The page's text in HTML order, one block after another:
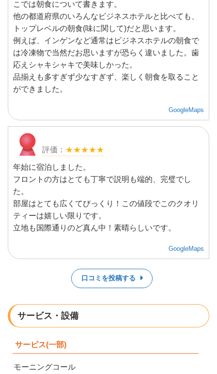
こでは朝食について書きます。
他の都道府県のいろんなビジネスホテルと比べても、
トップレベルの朝食(味に関して)だと思います。
例えば、インゲンなど通常はビジネスホテルの朝食で
は冷凍物で当然だお思いますが恐らく違いました。歯
応えシャキシャキで美味しかった。
品揃えも多すぎず少なすぎず、楽しく朝食を取ること
ができました。
GoogleMaps
★★★★★
年始に宿泊しました。
フロントの方はとても丁寧で説明も端的、完璧でし
た。
部屋はとても広くてびっくり！この値段でこのクオリ
ティーは嬉しい限りです。
立地も国際通りのど真ん中！素晴らしいです。
GoogleMaps
口コミを投稿する
サービス・設備
サービス(一部)
モーニングコール